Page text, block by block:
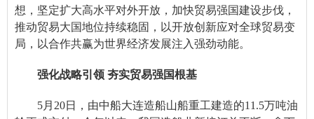
想，坚定扩大高水平对外开放，加快贸易强国建设步伐，
推动贸易大国地位持续稳固，以开放创新应对全球贸易变
局，以合作共赢为世界经济发展注入强劲动能。
强化战略引领 夯实贸易强国根基
5月20日，由中船大连造船山船重工建造的11.5万吨油